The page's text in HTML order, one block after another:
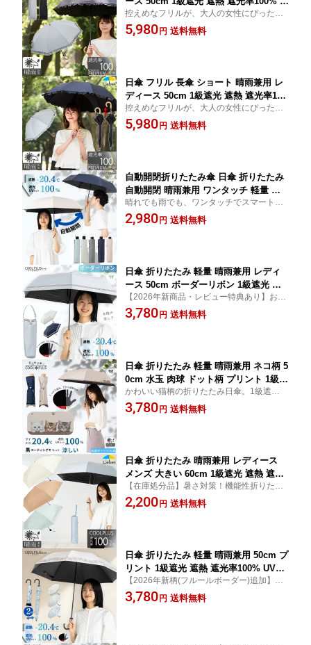
Vカット率100%生地使用 UPF50+ 紫外
線対策 熱中症対策 通勤 通学 おしゃれ
控えめなフリルが、大人の女性にぴったり
の上品さ。UV対策とファッションを両立し
た1本です。折りたたみ傘 手動開閉 送料無
5,980円 送料無料
日傘 フリル 長傘 ショート 晴雨兼用 レ
ディース 50cm 1級遮光 遮熱 遮光率10
0% UVカット率100%生地 UPF50+ 紫外
線対策 熱中症対策 通勤 通学 おしゃれ
控えめなフリルが、大人の女性にぴったり
の上品さ。UV対策とファッションを両立し
たショート丈の長傘。竹手元 バンブー手元
5,980円 送料無料
自動開閉折りたたみ傘 日傘 折りたたみ
自動開閉 晴雨兼用 ワンタッチ 軽量 コ
ンパクト 50cm 折り畳み 1級遮光 遮熱
遮光率100% UVカット率100% 紫外線対
晴れでも雨でも、ワンタッチでスマート
に。選べる5色、どんな服にも馴染む無地デ
ザイン。熱中症対策 折傘 自動 開閉 送料無
2,980円 送料無料
日傘 折りたたみ 軽量 晴雨兼用 レディ
ース 50cm ボーダーリボン 1級遮光 遮
熱 遮光率100% UVカット率100%生地
紫外線対策 熱中症対策 通勤 通学 おし
【2026年新商品・レビュー特典あり】おし
ゃれなボーダーリボン付きの折りたたみ日
傘。1級遮光生地使用、紫外線も熱もシャッ
3,780円 送料無料
日傘 折りたたみ 軽量 晴雨兼用 ネコ柄 5
0cm 水玉 肉球 ドット柄 プリント 1級遮
光 遮熱 遮光率100% UVカット率100%
生地 紫外線対策 通勤 通学 おしゃれ か
かわいい猫柄の折りたたみ日傘。1級遮光生
地使用、紫外線も熱もシャットアウト！女
性向け レディース 熱中症対策 軽い 折傘 手
3,780円 送料無料
日傘 折りたたみ 晴雨兼用 レディース
メンズ 大きい 60cm 1級遮光 遮熱 遮光
率100% UVカット率99.9%以上 焼かな
い 紫外線対策 熱中症対策 通勤 通学 お
49
【在庫処分品】暑さ対策！機能性折りたた
み日傘でUV対策。便利な開閉かんたんタイ
プです。大きめサイズ 無地 送料無料(一部
2,200円 送料無料
日傘 折りたたみ 軽量 晴雨兼用 50cm プ
リント 1級遮光 遮熱 遮光率100% UVカ
ット率100%生地 紫外線対策 熱中症対策
通勤 通学 おしゃれ おすすめ 人気 丈夫
【2026年新柄(フルールボーダー)追加】涼
しげなプリント柄の折りたたみ日傘。照り
返しを防ぐ黒コーティング。紫外線も熱も
3,780円 送料無料